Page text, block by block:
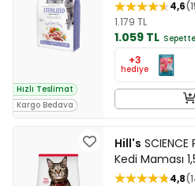
Hızlı Teslimat
Kargo Bedava
4,6
1.179 TL
1.059 TL Sepette
+3
hediye
Hill's
Kedi Maması
4,8